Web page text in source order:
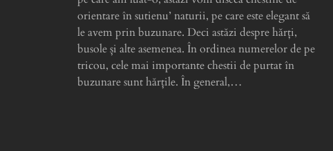
orientare în sutienu’ naturii, pe care este elegant să
le avem prin buzunare. Deci astăzi despre hărți,
busole și alte asemenea. În ordinea numerelor de pe
tricou, cele mai importante chestii de purtat în
buzunare sunt hărțile. În general,…